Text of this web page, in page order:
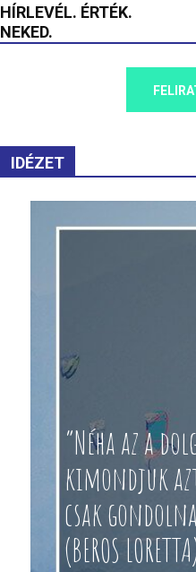
HÍRLEVÉL. ÉRTÉK.
NEKED.
IDÉZET
“Néha az a
kimondjuk
csak
(BEROS